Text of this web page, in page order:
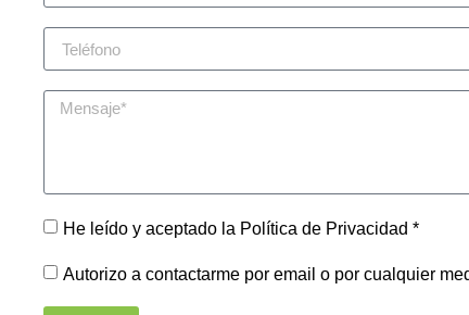
He leído y aceptado la Política de Privacidad *
Autorizo a contactarme por email o por cualquier